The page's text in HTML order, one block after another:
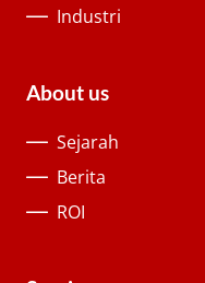
Industri
About us
Sejarah
Berita
ROI